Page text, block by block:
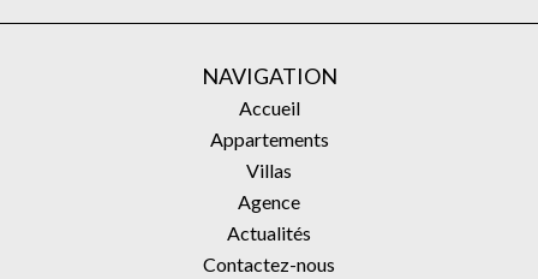
NAVIGATION
Accueil
Appartements
Villas
Agence
Actualités
Contactez-nous